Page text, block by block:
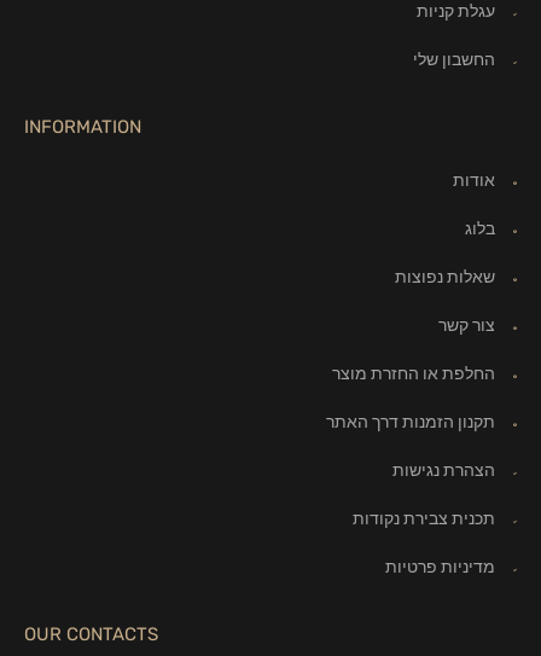
עגלת קניות
החשבון שלי
INFORMATION
אודות
בלוג
שאלות נפוצות
צור קשר
החלפת או החזרת מוצר
תקנון הזמנות דרך האתר
הצהרת נגישות
תכנית צבירת נקודות
מדיניות פרטיות
OUR CONTACTS